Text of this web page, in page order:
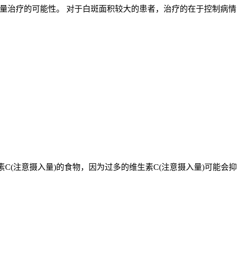
治疗的可能性。 对于白斑面积较大的患者，治疗的在于控制病情
注意摄入量)的食物，因为过多的维生素C(注意摄入量)可能会抑